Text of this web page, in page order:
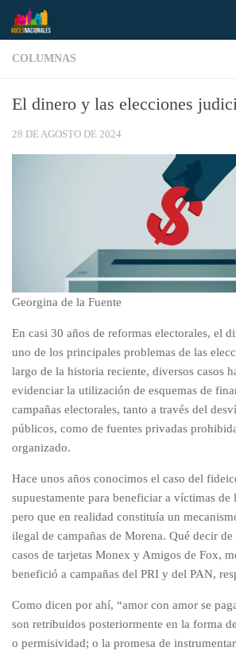
Saltar al contenido
COLUMNAS
El dinero y las elecciones
28 DE AGOSTO DE 2024
Georgina de la Fuente
En casi 30 años de reformas electorales, el
uno de los principales problemas de las
largo de la historia reciente, diversos casos
evidenciar la utilización de esquemas de
campañas electorales, tanto a través del
públicos, como de fuentes privadas
organizado.
Hace unos años conocimos el caso del
supuestamente para beneficiar a víctimas de
pero que en realidad constituía un
ilegal de campañas de Morena. Qué decir
casos de tarjetas Monex y Amigos de Fox,
benefició a campañas del PRI y del PAN,
Como dicen por ahí, “amor con amor se
son retribuidos posteriormente en la forma
o permisividad; o la promesa de